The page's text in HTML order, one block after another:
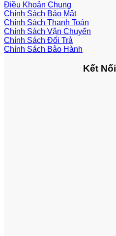
Điều Khoản Chung
Chính Sách Bảo Mật
Chính Sách Thanh Toán
Chính Sách Vận Chuyển
Chính Sách Đổi Trả
Chính Sách Bảo Hành
Kết Nối